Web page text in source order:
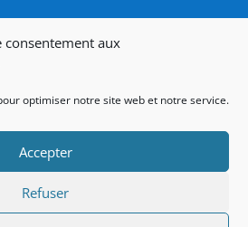
consentement aux
optimiser notre site web et notre service.
Accepter
Refuser